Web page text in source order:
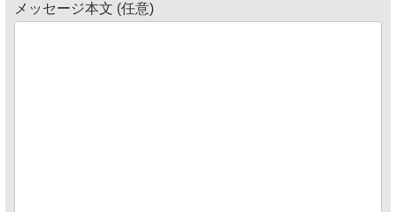
メッセージ本文 (任意)